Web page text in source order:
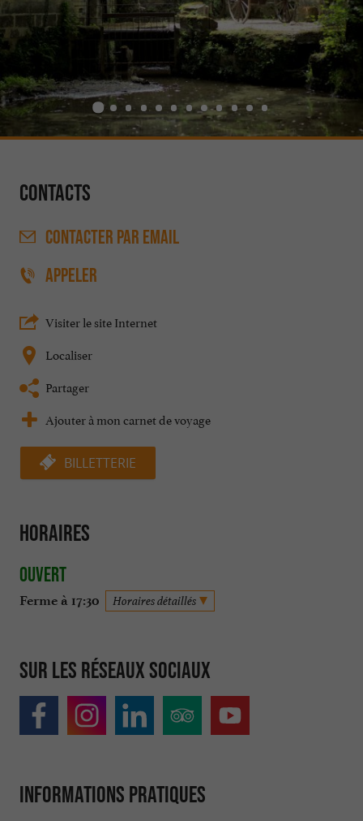
Contacts
CONTACTER PAR EMAIL
APPELER
Visiter le site Internet
Localiser
Partager
Ajouter à mon carnet de voyage
BILLETTERIE
Horaires
Ouvert
Ferme à 17:30 Horaires détaillés
Sur les réseaux sociaux
Informations pratiques